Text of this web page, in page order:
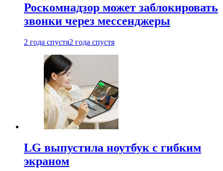
Роскомнадзор может заблокировать
звонки через мессенджеры
2 года спустя2 года спустя
LG выпустила ноутбук с гибким
экраном